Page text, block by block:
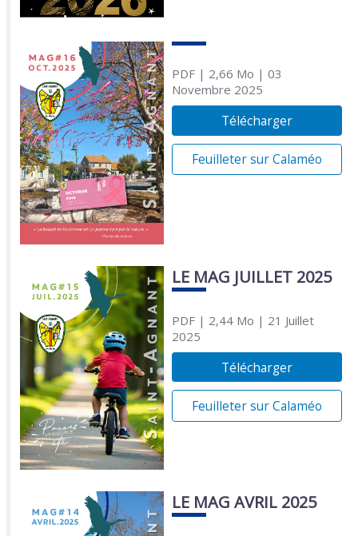
PDF| 2,66 Mo | 03
Novembre 2025
Télécharger
Feuilleter sur Calaméo
LE MAG JUILLET 2025
PDF| 2,44 Mo | 21 Juillet
2025
Télécharger
Feuilleter sur Calaméo
LE MAG AVRIL 2025